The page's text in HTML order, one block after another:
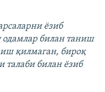
ёзиб
одамлар билан таниш
иш қилмаган, бироқ
талаби билан ёзиб